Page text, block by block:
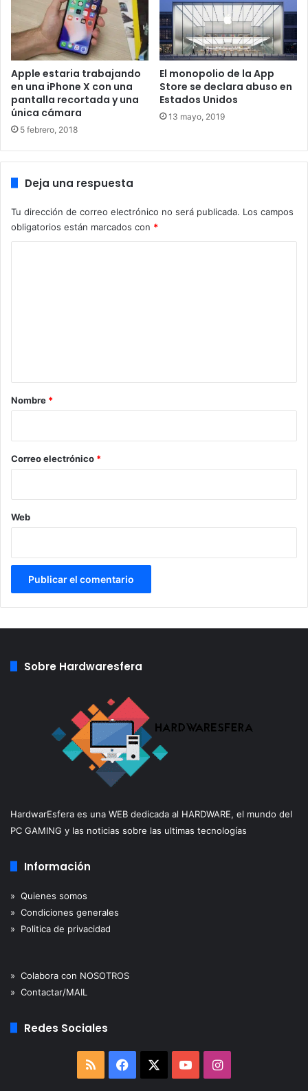
una aplicación de menos de 100KB, algo que puede ser
muy útil. Como ejemplo han puesto a inmigrantes y
personas que no saben leer usando la aplicación para que
lea cosas como ingredientes, información de carteles y
del cajero de un banco.
Puede traducir idiomas extranjeros o leer el propio, algo
que se aprovechará mucho en móviles baratos en países
inmigrantes. Son novedades que les ayudará a entrar
fuerte en países que estén en vías de desarrollo.
Apple estaria trabajando
en una iPhone X con una
pantalla recortada y una
única cámara
5 febrero, 2018
El monopolio de la App
Store se declara abuso en
Estados Unidos
13 mayo, 2019
Deja una respuesta
Tu dirección de correo electrónico no será publicada. Los campos
obligatorios están marcados con *
r
*
Nombre *
Correo electrónico *
Web
Sobre Hardwaresfera
HardwarEsfera es una WEB dedicada al HARDWARE, el mundo del
PC GAMING y las noticias sobre las ultimas tecnologías
Información
» Quienes somos
» Condiciones generales
» Politica de privacidad
» Colabora con NOSOTROS
» Contactar/MAIL
Redes Sociales
RSS Facebook YouTubeInstagram